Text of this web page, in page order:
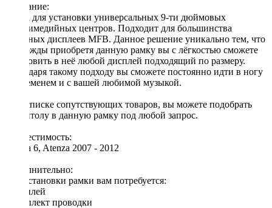
Описание:
Рамка для установки универсальных 9-ти дюймовых
мультимедийных центров. Подходит для большинства
овальных дисплеев MFB. Данное решение уникально тем, что
единожды приобретя данную рамку вы с лёгкостью сможете
установить в неё любой дисплей подходящий по размеру.
Благодаря такому подходу вы сможете постоянно идти в ногу
со временем и с вашей любимой музыкой.
[!] В списке сопутствующих товаров, вы можете подобрать
магнитолу в данную рамку под любой запрос.
Совместимость:
Mazda 6, Atenza 2007 - 2012
Дополнительно:
Для установки рамки вам потребуется:
◦ дисплей
◦ комплект проводки